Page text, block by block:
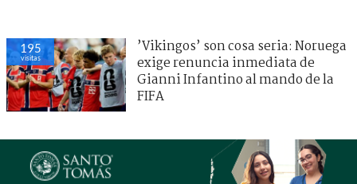
195
visitas
’Vikingos’ son cosa seria: Noruega
exige renuncia inmediata de
Gianni Infantino al mando de la
FIFA